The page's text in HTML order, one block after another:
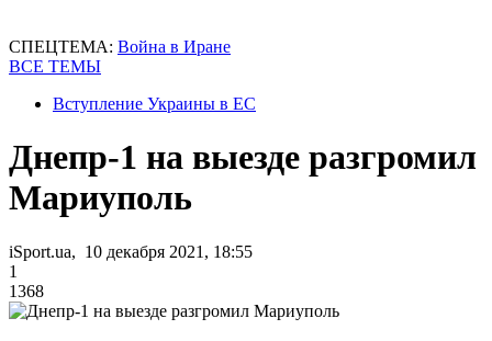
СПЕЦТЕМА: Война в Иране
ВСЕ ТЕМЫ
Вступление Украины в ЕС
Днепр-1 на выезде разгромил
Мариуполь
iSport.ua, 10 декабря 2021, 18:55
1
1368